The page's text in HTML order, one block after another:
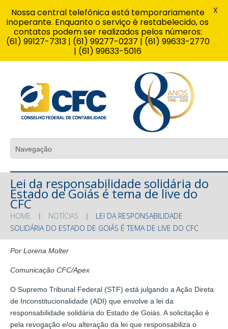
Lei da responsabilidade solidária do
Estado de Goiás é tema de live do
CFC
HOME NOTÍCIAS
LEI DA RESPONSABILIDADE
SOLIDÁRIA DO ESTADO DE GOIÁS É TEMA DE LIVE DO CFC
Por Lorena Molter
Comunicação CFC/Apex
O Supremo Tribunal Federal (STF) está julgando a Ação Direta
de Inconstitucionalidade (ADI) que envolve a lei da
responsabilidade solidária do Estado de Goiás. A solicitação é
pela revogação e/ou alteração da lei que responsabiliza o
Nossa central telefônica está temporariamente
inoperante. Enquanto o serviço é restabelecido, os
contatos podem ser realizados pelos números:
(61) 99127-7313 | (61) 99277-0237 | (61) 99633-2770
| (61) 99633-5016
X